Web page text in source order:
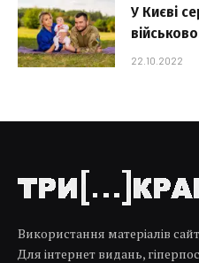
У Києві
22.10.2022
Використання матеріалів
Для інтернет видань,